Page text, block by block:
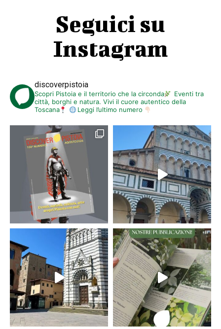
Seguici su
Instagram
discoverpistoia
Scopri Pistoia e il territorio che la circonda
Eventi tra
città, borghi e natura. Vivi il cuore autentico della
Toscana
Leggi l’ultimo numero